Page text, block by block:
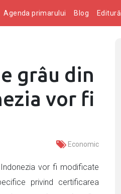
Agenda primarului Blog Editură
grâu din
vor fi
Economic
vor fi modificate
privind certificarea